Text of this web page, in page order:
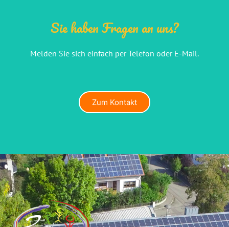
Sie haben Fragen an uns?
Melden Sie sich einfach per Telefon oder E-Mail.
Zum Kontakt